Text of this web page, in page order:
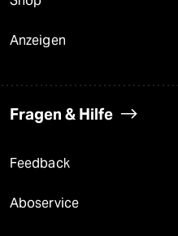
Anzeigen
Fragen & Hilfe
Feedback
Aboservice